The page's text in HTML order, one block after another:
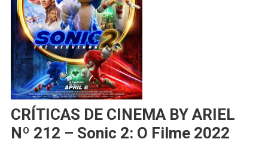
CRÍTICAS DE CINEMA BY ARIEL
Nº 212 – Sonic 2: O Filme 2022